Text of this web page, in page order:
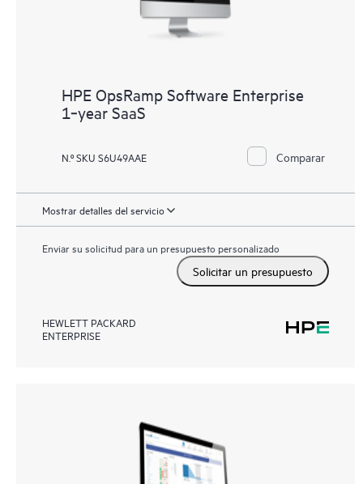
HPE OpsRamp Software Enterprise
1‑year SaaS
N.º SKU S6U49AAE Comparar
Mostrar detalles del servicio
Enviar su solicitud para un presupuesto personalizado
Solicitar un presupuesto
HEWLETT PACKARD
ENTERPRISE